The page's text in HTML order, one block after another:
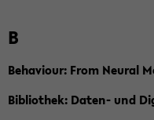
B
Behaviour: From Neural
Bibliothek: Daten- und